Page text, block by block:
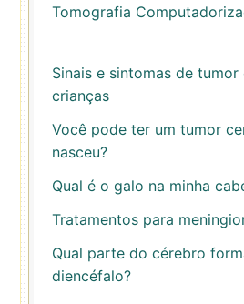
Tomografia
Sinais e sintomas de tumor
crianças
Você pode ter um tumor
nasceu?
Qual é o galo na minha
Tratamentos para
Qual parte do cérebro
diencéfalo?